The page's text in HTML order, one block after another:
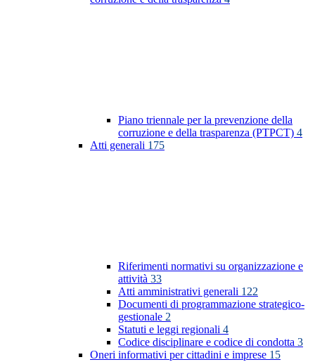
Piano triennale per la prevenzione della
corruzione e della trasparenza (PTPCT) 4
Atti generali 175
Riferimenti normativi su organizzazione e
attività 33
Atti amministrativi generali 122
Documenti di programmazione strategico-
gestionale 2
Statuti e leggi regionali 4
Codice disciplinare e codice di condotta 3
Oneri informativi per cittadini e imprese 15